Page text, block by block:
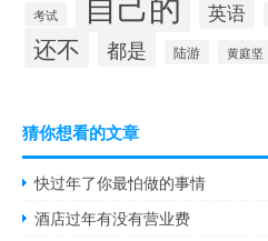
考试 英语
还不 都是 陆游 黄庭坚
猜你想看的文章
快过年了你最怕做的事情
酒店过年有没有营业费